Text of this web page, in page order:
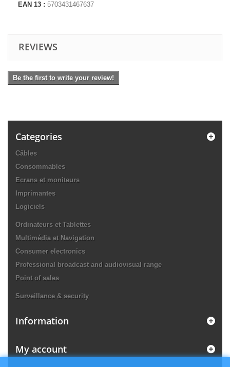
EAN 13 : 5703431467637
REVIEWS
Be the first to write your review!
Categories
Câbles
Consommables
Ecrans et moniteurs
Imprimantes
Logiciels
Ordinateurs et Tablettes
Multimédia et Navigation
Consumer electronics
Professional broadcast and audiovisual range
Point of sales
Surveillance & security
Information
My account